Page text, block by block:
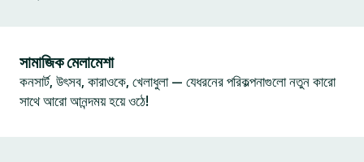
সামাজিক মেলামেশা
কনসার্ট, উৎসব, কারাওকে, খেলাধুলা — যেধরনের পরিকল্পনাগুলো নতুন কারো
সাথে আরো আনন্দময় হয়ে ওঠে!